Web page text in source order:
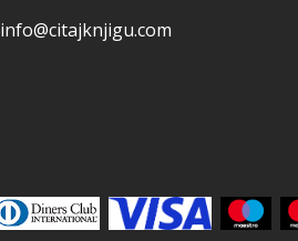
info@citajknjigu.com